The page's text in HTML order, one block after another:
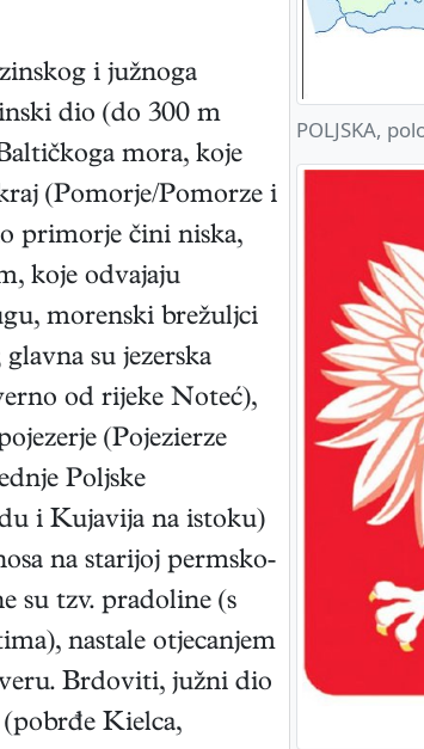
POLJSKA,
i južnoga
dio (do 300 m
mora, koje
(Pomorje/Pomorze i
primorje čini niska,
koje odvajaju
morenski brežuljci
su jezerska
od rijeke Noteć),
(Pojezierze
Poljske
i Kujavija na istoku)
na starijoj permsko-
su tzv. pradoline (s
nastale otjecanjem
Brdoviti, južni dio
(pobrđe Kielca,